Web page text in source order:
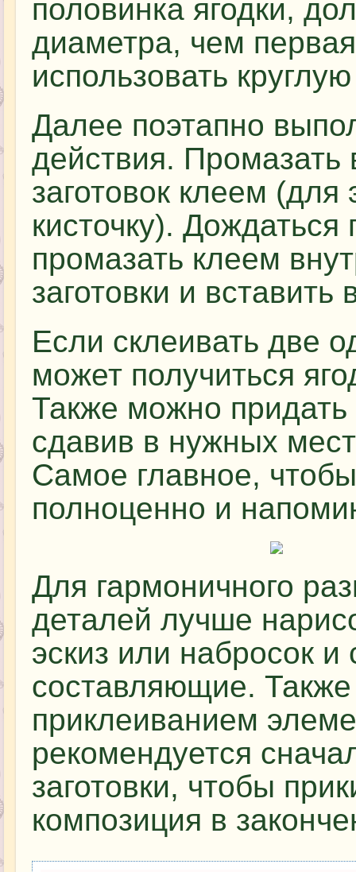
половинка ягодки,
диаметра, чем
использовать
Далее поэтапно
действия. Промазать
заготовок клеем (для
кисточку).
промазать клеем
заготовки и
Если склеивать две
может получиться
Также можно
сдавив в нужных
Самое главное,
полноценно и
Для гармоничного
деталей лучше
эскиз или набросок и
составляющие.
приклеиванием
рекомендуется
заготовки, чтобы
композиция в